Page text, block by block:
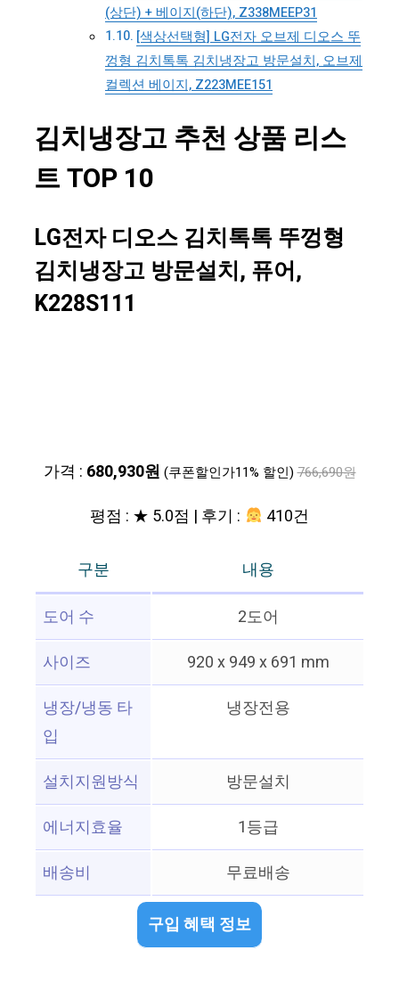
(상단) + 베이지(하단), Z338MEEP31
[색상선택형] LG전자 오브제 디오스 뚜
껑형 김치톡톡 김치냉장고 방문설치, 오브제
컬렉션 베이지, Z223MEE151
김치냉장고 추천 상품 리스
트 TOP 10
LG전자 디오스 김치톡톡 뚜껑형
김치냉장고 방문설치, 퓨어,
K228S111
가격 : 680,930원 (쿠폰할인가11% 할인) 766,690원
평점 : ★ 5.0점 | 후기 : 410건
구분
내용
도어 수
2도어
사이즈
920 x 949 x 691 mm
냉장/냉동 타
입
냉장전용
설치지원방식
방문설치
에너지효율
1등급
배송비
무료배송
구입 혜택 정보